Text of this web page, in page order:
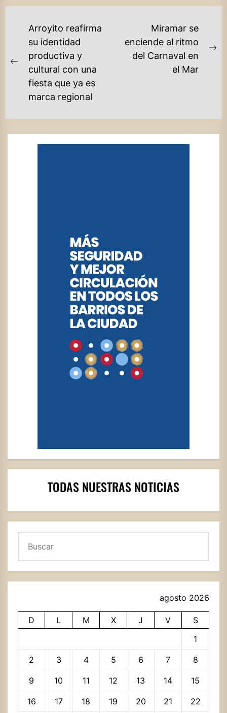
NAVEGACIÓN
ENTRADAS
Previous
post:
Arroyito reafirma
su identidad
productiva y
cultural con una
fiesta que ya es
marca regional
Miramar se
enciende al ritmo
del Carnaval en
el Mar
TODAS NUESTRAS NOTICIAS
agosto 2026
D L M X J V
S
1
2 3 4 5 6 7 8
9 10 11 12 13 14 15
16 17 18 19 20 21 22